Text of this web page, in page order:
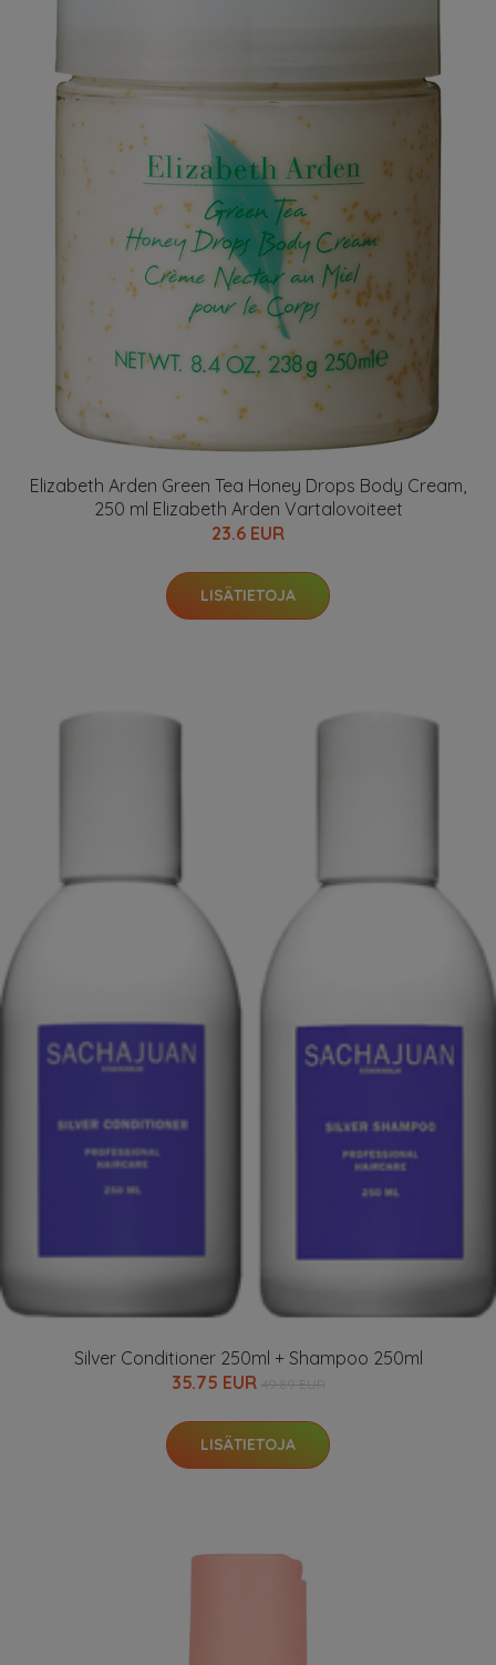
Elizabeth Arden Green Tea Honey Drops Body Cream,
250 ml Elizabeth Arden Vartalovoiteet
23.6 EUR
LISÄTIETOJA
Silver Conditioner 250ml + Shampoo 250ml
35.75 EUR
LISÄTIETOJA